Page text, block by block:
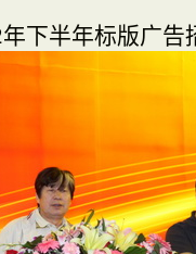
下半年标版广告